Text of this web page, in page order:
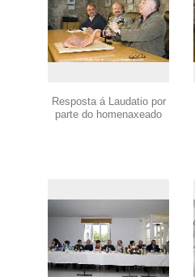
Resposta á Laudatio por
parte do homenaxeado